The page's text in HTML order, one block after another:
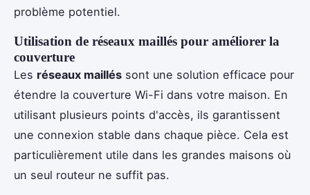
problème potentiel.
Utilisation de réseaux maillés pour améliorer la
couverture
Les réseaux maillés sont une solution efficace pour
étendre la couverture Wi-Fi dans votre maison. En
utilisant plusieurs points d'accès, ils garantissent
une connexion stable dans chaque pièce. Cela est
particulièrement utile dans les grandes maisons où
un seul routeur ne suffit pas.